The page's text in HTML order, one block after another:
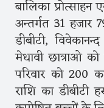
बालिका प्रोत्साहन
अन्तर्गत 31 हजार
डीबीटी,
मेधावी छात्राओ
परिवार को 200
राशि का डीबीटी